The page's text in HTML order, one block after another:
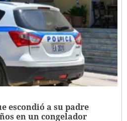
escondió a su padre
en un congelador